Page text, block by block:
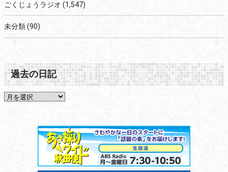
ごくじょうラジオ (1,547)
未分類(90)
過去の日記